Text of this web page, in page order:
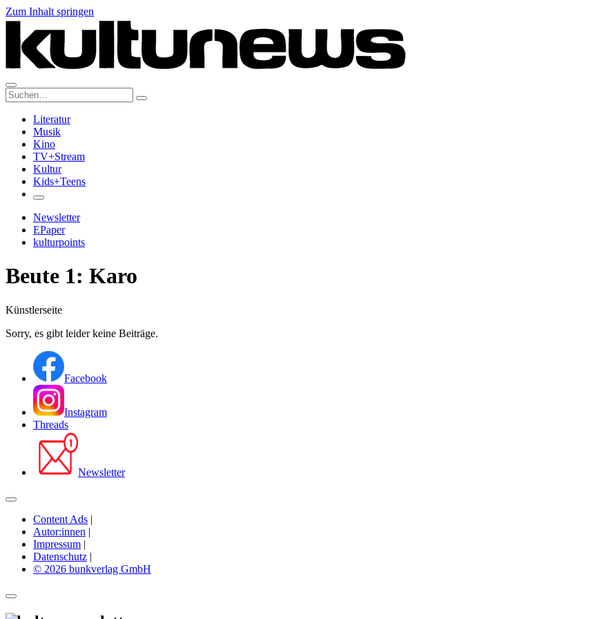
Zum Inhalt springen
Suche:
Literatur
Musik
Kino
TV+Stream
Kultur
Kids+Teens
Newsletter
EPaper
kulturpoints
Beute 1: Karo
Künstlerseite
Sorry, es gibt leider keine Beiträge.
Facebook
Instagram
Threads
Newsletter
Content Ads |
Autor:innen |
Impressum |
Datenschutz |
© 2026 bunkverlag GmbH